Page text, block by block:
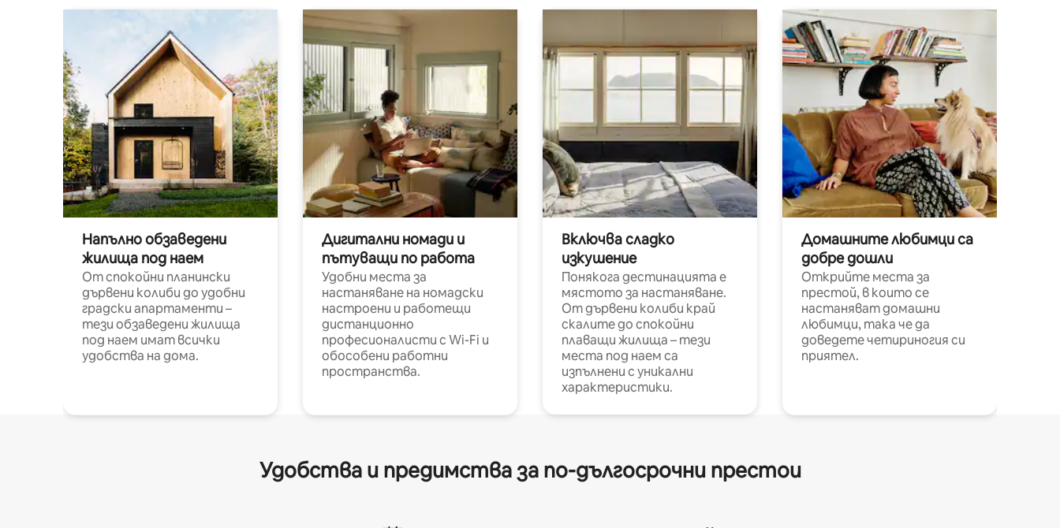
Напълно обзаведени
жилища под наем
От спокойни планински
дървени колиби до удобни
градски апартаменти –
тези обзаведени жилища
под наем имат всички
удобства на дома.
Дигитални номади и
пътуващи по работа
Удобни места за
настаняване на номадски
настроени и работещи
дистанционно
професионалисти с Wi-Fi и
обособени работни
пространства.
Включва сладко
изкушение
Понякога дестинацията е
мястото за настаняване.
От дървени колиби край
скалите до спокойни
плаващи жилища – тези
места под наем са
изпълнени с уникални
характеристики.
Домашните любимци са
добре дошли
Открийте места за
престой, в които се
настаняват домашни
любимци, така че да
доведете четириногия си
приятел.
Удобства и предимства за по-дългосрочни престои